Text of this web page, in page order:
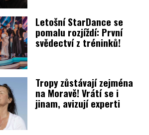
Letošní StarDance se
pomalu rozjíždí: První
svědectví z tréninků!
Tropy zůstávají zejména
na Moravě! Vrátí se i
jinam, avizují experti